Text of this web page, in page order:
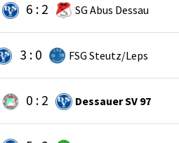
6 : 2 SG Abus Dessau
3 : 0 FSG Steutz/Leps
0 : 2 Dessauer SV 97